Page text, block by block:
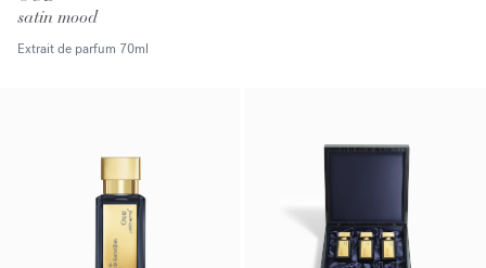
satin mood
Extrait de parfum 70ml